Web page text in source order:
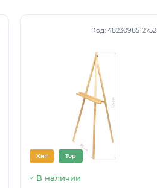
Код: 4823098512752
Хит Top
В наличии